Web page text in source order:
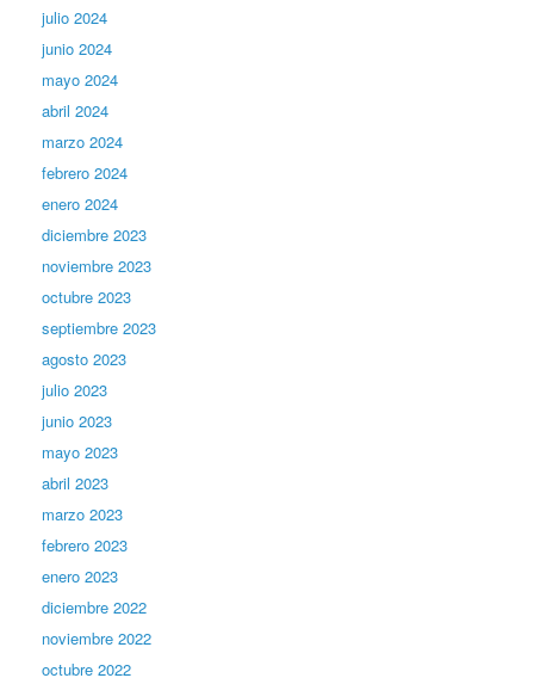
julio 2024
junio 2024
mayo 2024
abril 2024
marzo 2024
febrero 2024
enero 2024
diciembre 2023
noviembre 2023
octubre 2023
septiembre 2023
agosto 2023
julio 2023
junio 2023
mayo 2023
abril 2023
marzo 2023
febrero 2023
enero 2023
diciembre 2022
noviembre 2022
octubre 2022